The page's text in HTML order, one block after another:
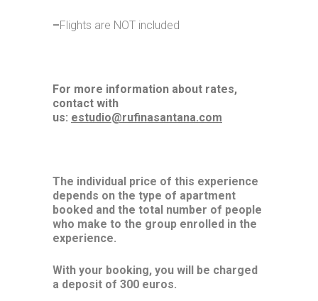
–Flights are NOT included
For more information about rates,
contact with
us: estudio@rufinasantana.com
The individual price of this experience
depends on the type of apartment
booked and the total number of people
who make to the group enrolled in the
experience.
With your booking, you will be charged
a deposit of 300 euros.